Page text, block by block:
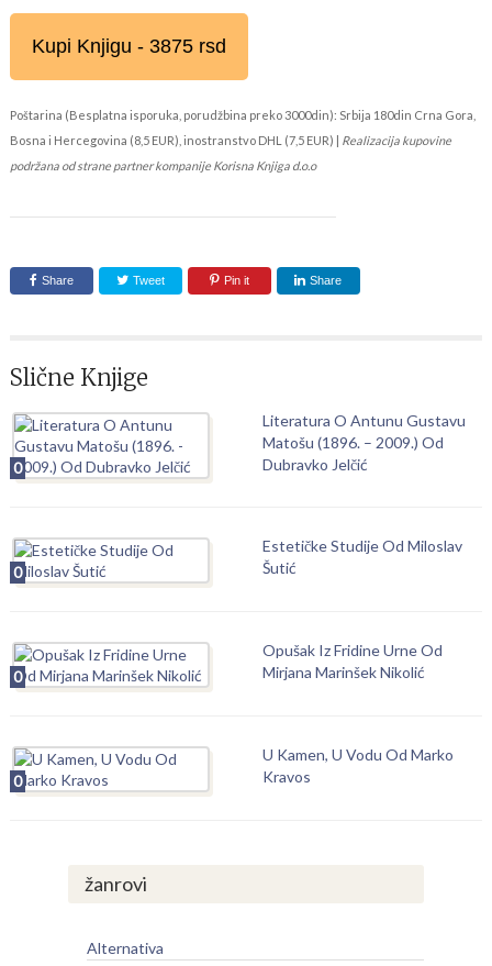
Kupi Knjigu - 3875 rsd
Poštarina (Besplatna isporuka, porudžbina preko 3000din): Srbija 180din Crna Gora,
Bosna i Hercegovina (8,5 EUR), inostranstvo DHL (7,5 EUR) | Realizacija kupovine
podržana od strane partner kompanije Korisna Knjiga d.o.o
Share Tweet Pin it Share
Slične Knjige
0
Literatura O Antunu Gustavu
Matošu (1896. – 2009.) Od
Dubravko Jelčić
0
Estetičke Studije Od Miloslav
Šutić
0
Opušak Iz Fridine Urne Od
Mirjana Marinšek Nikolić
0
U Kamen, U Vodu Od Marko
Kravos
žanrovi
Alternativa